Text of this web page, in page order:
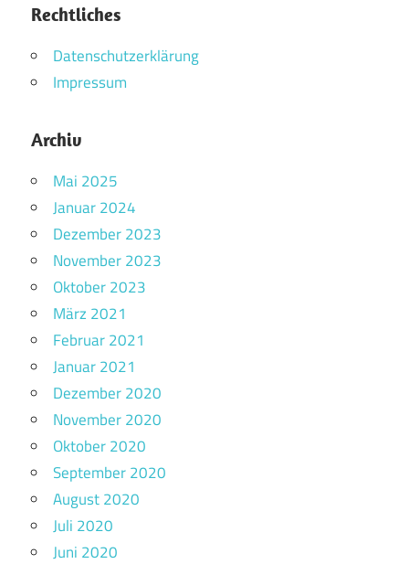
Rechtliches
Datenschutzerklärung
Impressum
Archiv
Mai 2025
Januar 2024
Dezember 2023
November 2023
Oktober 2023
März 2021
Februar 2021
Januar 2021
Dezember 2020
November 2020
Oktober 2020
September 2020
August 2020
Juli 2020
Juni 2020